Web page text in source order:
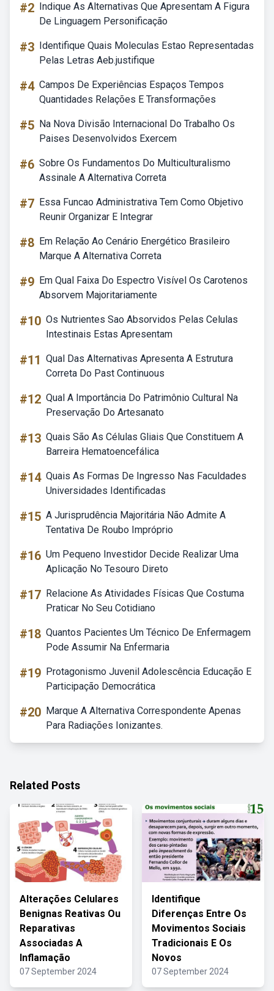
#2 Indique As Alternativas Que Apresentam A Figura
De Linguagem Personificação
#3 Identifique Quais Moleculas Estao Representadas
Pelas Letras Aeb.justifique
#4 Campos De Experiências Espaços Tempos
Quantidades Relações E Transformações
#5 Na Nova Divisão Internacional Do Trabalho Os
Paises Desenvolvidos Exercem
#6 Sobre Os Fundamentos Do Multiculturalismo
Assinale A Alternativa Correta
#7 Essa Funcao Administrativa Tem Como Objetivo
Reunir Organizar E Integrar
#8 Em Relação Ao Cenário Energético Brasileiro
Marque A Alternativa Correta
#9 Em Qual Faixa Do Espectro Visível Os Carotenos
Absorvem Majoritariamente
#10 Os Nutrientes Sao Absorvidos Pelas Celulas
Intestinais Estas Apresentam
#11 Qual Das Alternativas Apresenta A Estrutura
Correta Do Past Continuous
#12 Qual A Importância Do Patrimônio Cultural Na
Preservação Do Artesanato
#13 Quais São As Células Gliais Que Constituem A
Barreira Hematoencefálica
#14 Quais As Formas De Ingresso Nas Faculdades
Universidades Identificadas
#15 A Jurisprudência Majoritária Não Admite A
Tentativa De Roubo Impróprio
#16 Um Pequeno Investidor Decide Realizar Uma
Aplicação No Tesouro Direto
#17 Relacione As Atividades Físicas Que Costuma
Praticar No Seu Cotidiano
#18 Quantos Pacientes Um Técnico De Enfermagem
Pode Assumir Na Enfermaria
#19 Protagonismo Juvenil Adolescência Educação E
Participação Democrática
#20 Marque A Alternativa Correspondente Apenas
Para Radiações Ionizantes.
Related Posts
Alterações Celulares
Benignas Reativas Ou
Reparativas
Associadas A
Inflamação
07 September 2024
Identifique
Diferenças Entre Os
Movimentos Sociais
Tradicionais E Os
Novos
07 September 2024